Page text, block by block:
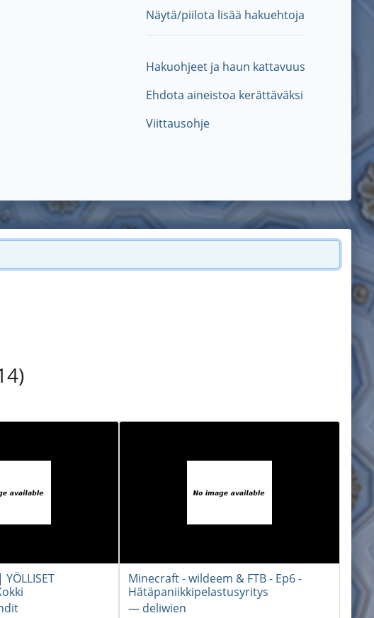
Näytä/piilota lisää hakuehtoja
Hakuohjeet ja haun kattavuus
Ehdota aineistoa kerättäväksi
Viittausohje
Minecraft - wildeem & FTB - Ep6 -
Hätäpaniikkipelastusyritys
― deliwien